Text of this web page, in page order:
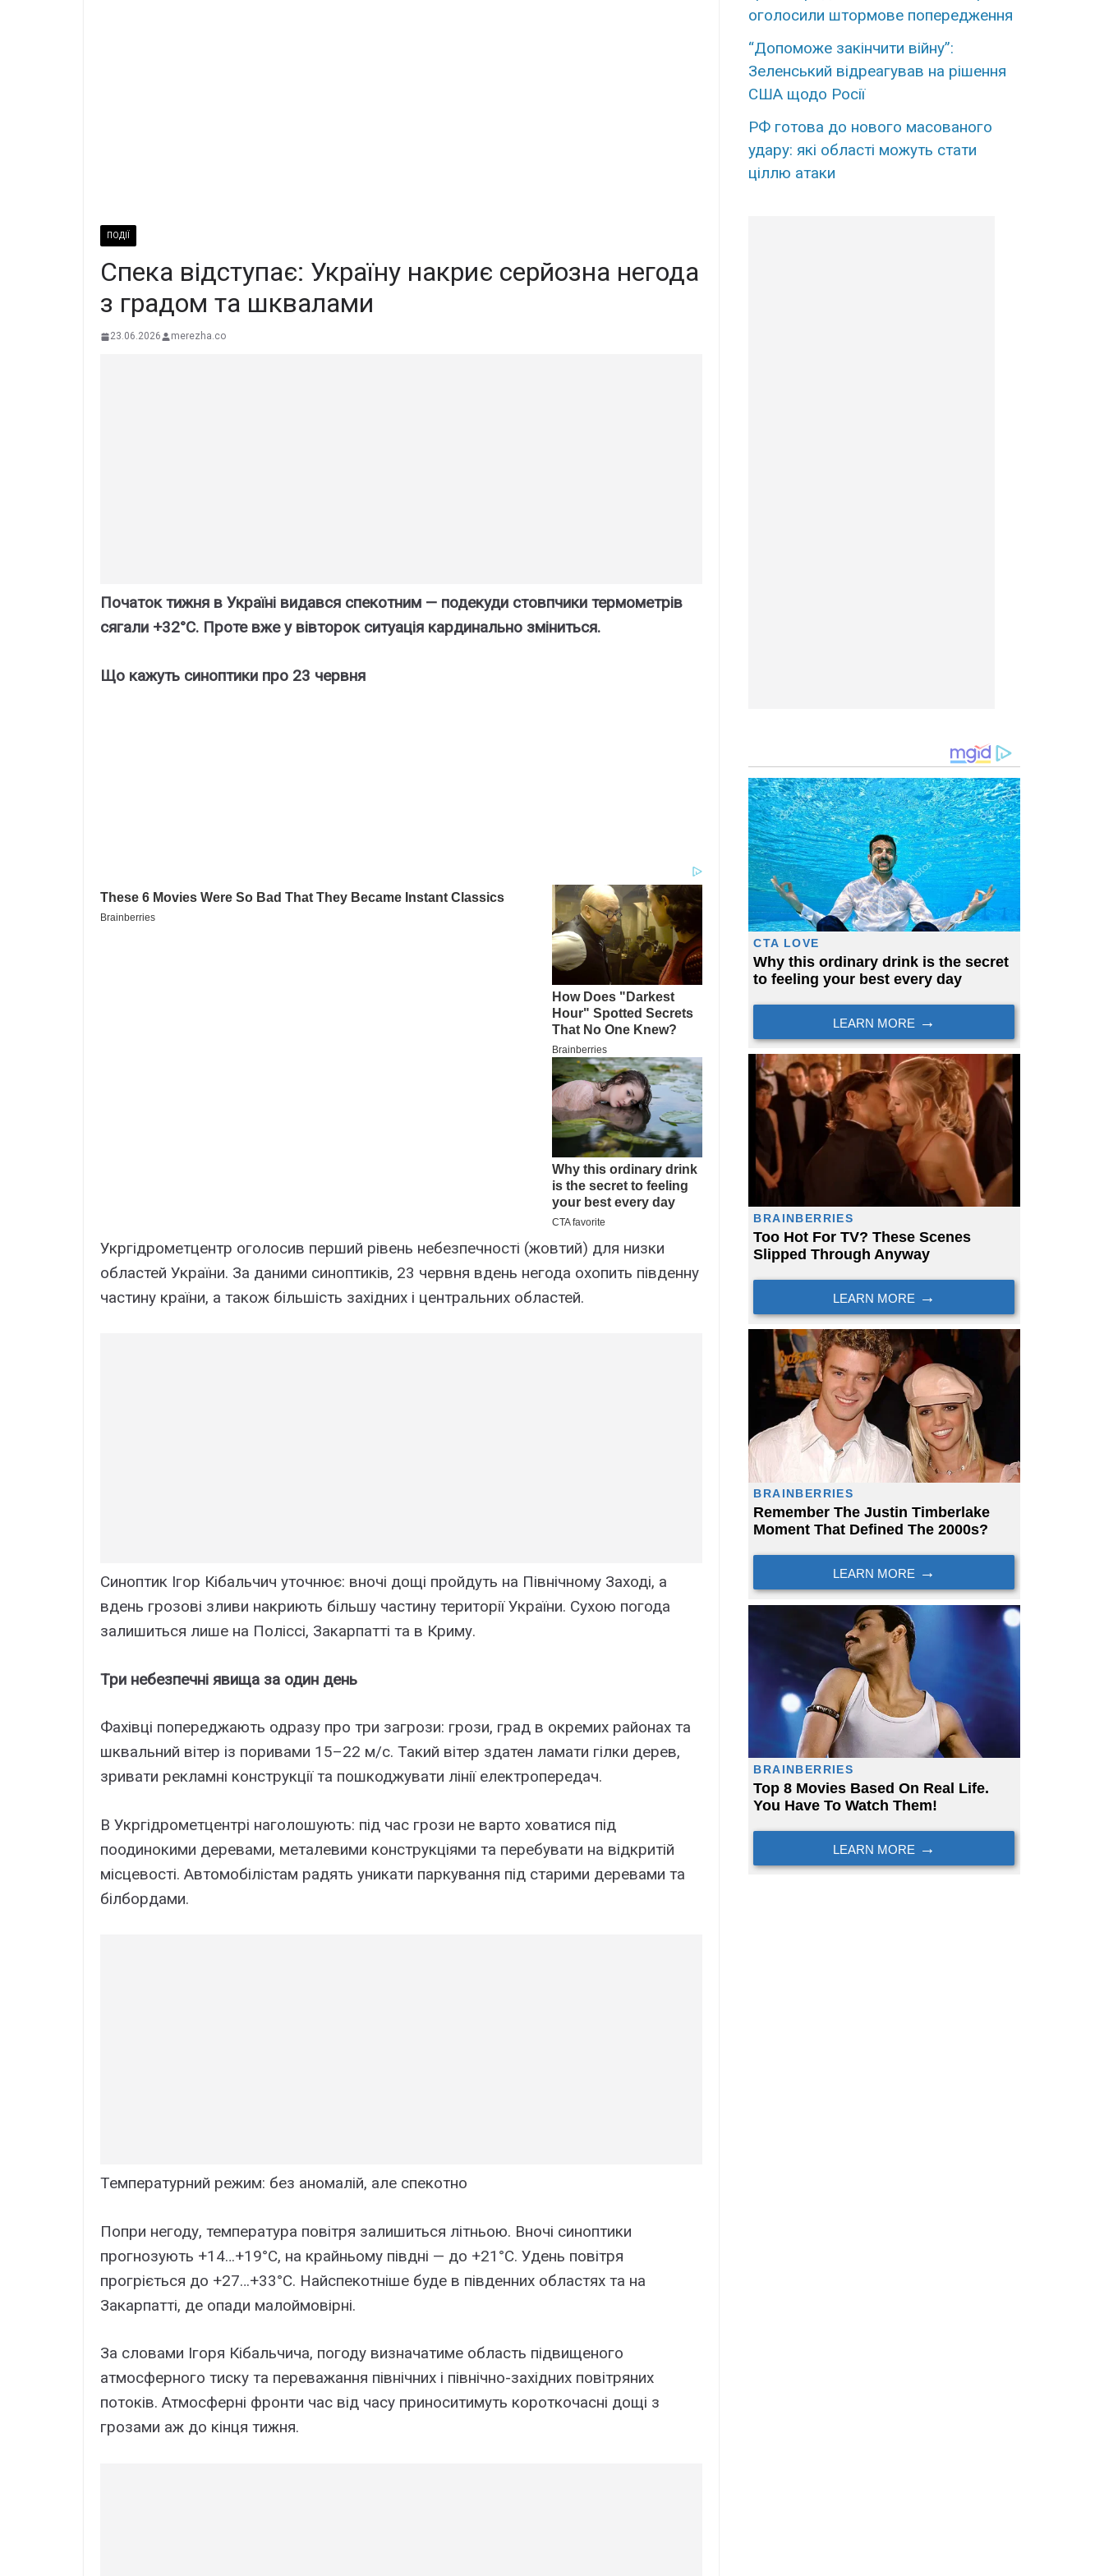
ПОДІЇ
Спека відступає: Україну накриє серйозна негода
з градом та шквалами
23.06.2026 merezha.co
Початок тижня в Україні видався спекотним — подекуди стовпчики термометрів
сягали +32°C. Проте вже у вівторок ситуація кардинально зміниться.
Що кажуть синоптики про 23 червня
Укргідрометцентр оголосив перший рівень небезпечності (жовтий) для низки
областей України. За даними синоптиків, 23 червня вдень негода охопить південну
частину країни, а також більшість західних і центральних областей.
Синоптик Ігор Кібальчич уточнює: вночі дощі пройдуть на Північному Заході, а
вдень грозові зливи накриють більшу частину території України. Сухою погода
залишиться лише на Поліссі, Закарпатті та в Криму.
Три небезпечні явища за один день
Фахівці попереджають одразу про три загрози: грози, град в окремих районах та
шквальний вітер із поривами 15–22 м/с. Такий вітер здатен ламати гілки дерев,
зривати рекламні конструкції та пошкоджувати лінії електропередач.
В Укргідрометцентрі наголошують: під час грози не варто ховатися під
поодинокими деревами, металевими конструкціями та перебувати на відкритій
місцевості. Автомобілістам радять уникати паркування під старими деревами та
білбордами.
Температурний режим: без аномалій, але спекотно
Попри негоду, температура повітря залишиться літньою. Вночі синоптики
прогнозують +14…+19°C, на крайньому півдні — до +21°C. Удень повітря
прогріється до +27…+33°C. Найспекотніше буде в південних областях та на
Закарпатті, де опади малоймовірні.
За словами Ігоря Кібальчича, погоду визначатиме область підвищеного
атмосферного тиску та переважання північних і північно-західних повітряних
потоків. Атмосферні фронти час від часу приноситимуть короткочасні дощі з
грозами аж до кінця тижня.
оголосили штормове попередження
“Допоможе закінчити війну”:
Зеленський відреагував на рішення
США щодо Росії
РФ готова до нового масованого
удару: які області можуть стати
ціллю атаки